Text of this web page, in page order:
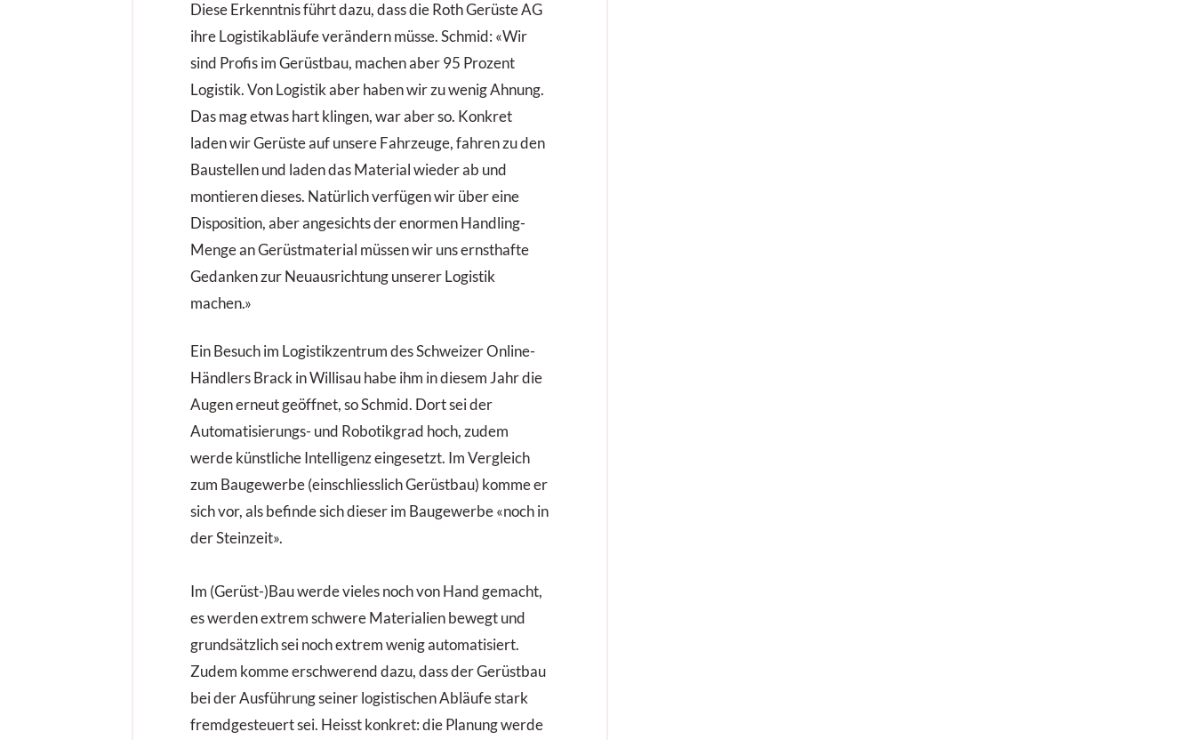
Diese Erkenntnis führt dazu, dass die Roth Gerüste AG
ihre Logistikabläufe verändern müsse. Schmid: «Wir
sind Profis im Gerüstbau, machen aber 95 Prozent
Logistik. Von Logistik aber haben wir zu wenig Ahnung.
Das mag etwas hart klingen, war aber so. Konkret
laden wir Gerüste auf unsere Fahrzeuge, fahren zu den
Baustellen und laden das Material wieder ab und
montieren dieses. Natürlich verfügen wir über eine
Disposition, aber angesichts der enormen Handling-
Menge an Gerüstmaterial müssen wir uns ernsthafte
Gedanken zur Neuausrichtung unserer Logistik
machen.»
Ein Besuch im Logistikzentrum des Schweizer Online-
Händlers Brack in Willisau habe ihm in diesem Jahr die
Augen erneut geöffnet, so Schmid. Dort sei der
Automatisierungs- und Robotikgrad hoch, zudem
werde künstliche Intelligenz eingesetzt. Im Vergleich
zum Baugewerbe (einschliesslich Gerüstbau) komme er
sich vor, als befinde sich dieser im Baugewerbe «noch in
der Steinzeit».
Im (Gerüst-)Bau werde vieles noch von Hand gemacht,
es werden extrem schwere Materialien bewegt und
grundsätzlich sei noch extrem wenig automatisiert.
Zudem komme erschwerend dazu, dass der Gerüstbau
bei der Ausführung seiner logistischen Abläufe stark
fremdgesteuert sei. Heisst konkret: die Planung werde